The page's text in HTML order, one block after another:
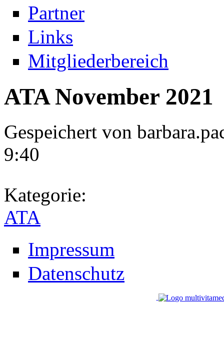
Partner
Links
Mitgliederbereich
ATA November 2021
Gespeichert von
9:40
Kategorie:
ATA
Impressum
Datenschutz